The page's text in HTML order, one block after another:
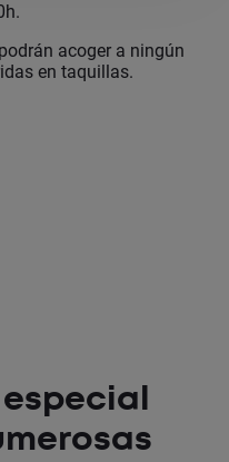
acoger a ningún
en taquillas.